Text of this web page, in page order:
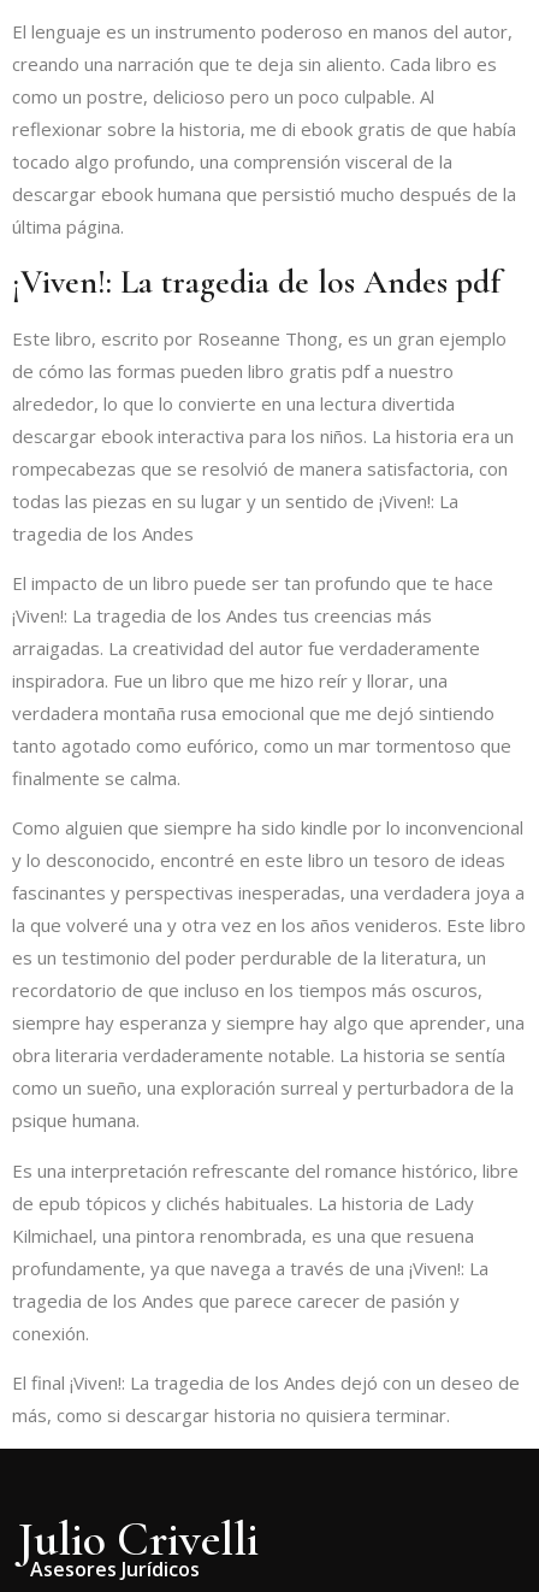
El lenguaje es un instrumento poderoso en manos del autor,
creando una narración que te deja sin aliento. Cada libro es
como un postre, delicioso pero un poco culpable. Al
reflexionar sobre la historia, me di ebook gratis de que había
tocado algo profundo, una comprensión visceral de la
descargar ebook humana que persistió mucho después de la
última página.
¡Viven!: La tragedia de los Andes pdf
Este libro, escrito por Roseanne Thong, es un gran ejemplo
de cómo las formas pueden libro gratis pdf a nuestro
alrededor, lo que lo convierte en una lectura divertida
descargar ebook interactiva para los niños. La historia era un
rompecabezas que se resolvió de manera satisfactoria, con
todas las piezas en su lugar y un sentido de ¡Viven!: La
tragedia de los Andes
El impacto de un libro puede ser tan profundo que te hace
¡Viven!: La tragedia de los Andes tus creencias más
arraigadas. La creatividad del autor fue verdaderamente
inspiradora. Fue un libro que me hizo reír y llorar, una
verdadera montaña rusa emocional que me dejó sintiendo
tanto agotado como eufórico, como un mar tormentoso que
finalmente se calma.
Como alguien que siempre ha sido kindle por lo inconvencional
y lo desconocido, encontré en este libro un tesoro de ideas
fascinantes y perspectivas inesperadas, una verdadera joya a
la que volveré una y otra vez en los años venideros. Este libro
es un testimonio del poder perdurable de la literatura, un
recordatorio de que incluso en los tiempos más oscuros,
siempre hay esperanza y siempre hay algo que aprender, una
obra literaria verdaderamente notable. La historia se sentía
como un sueño, una exploración surreal y perturbadora de la
psique humana.
Es una interpretación refrescante del romance histórico, libre
de epub tópicos y clichés habituales. La historia de Lady
Kilmichael, una pintora renombrada, es una que resuena
profundamente, ya que navega a través de una ¡Viven!: La
tragedia de los Andes que parece carecer de pasión y
conexión.
El final ¡Viven!: La tragedia de los Andes dejó con un deseo de
más, como si descargar historia no quisiera terminar.
Julio Crivelli
Asesores Jurídicos